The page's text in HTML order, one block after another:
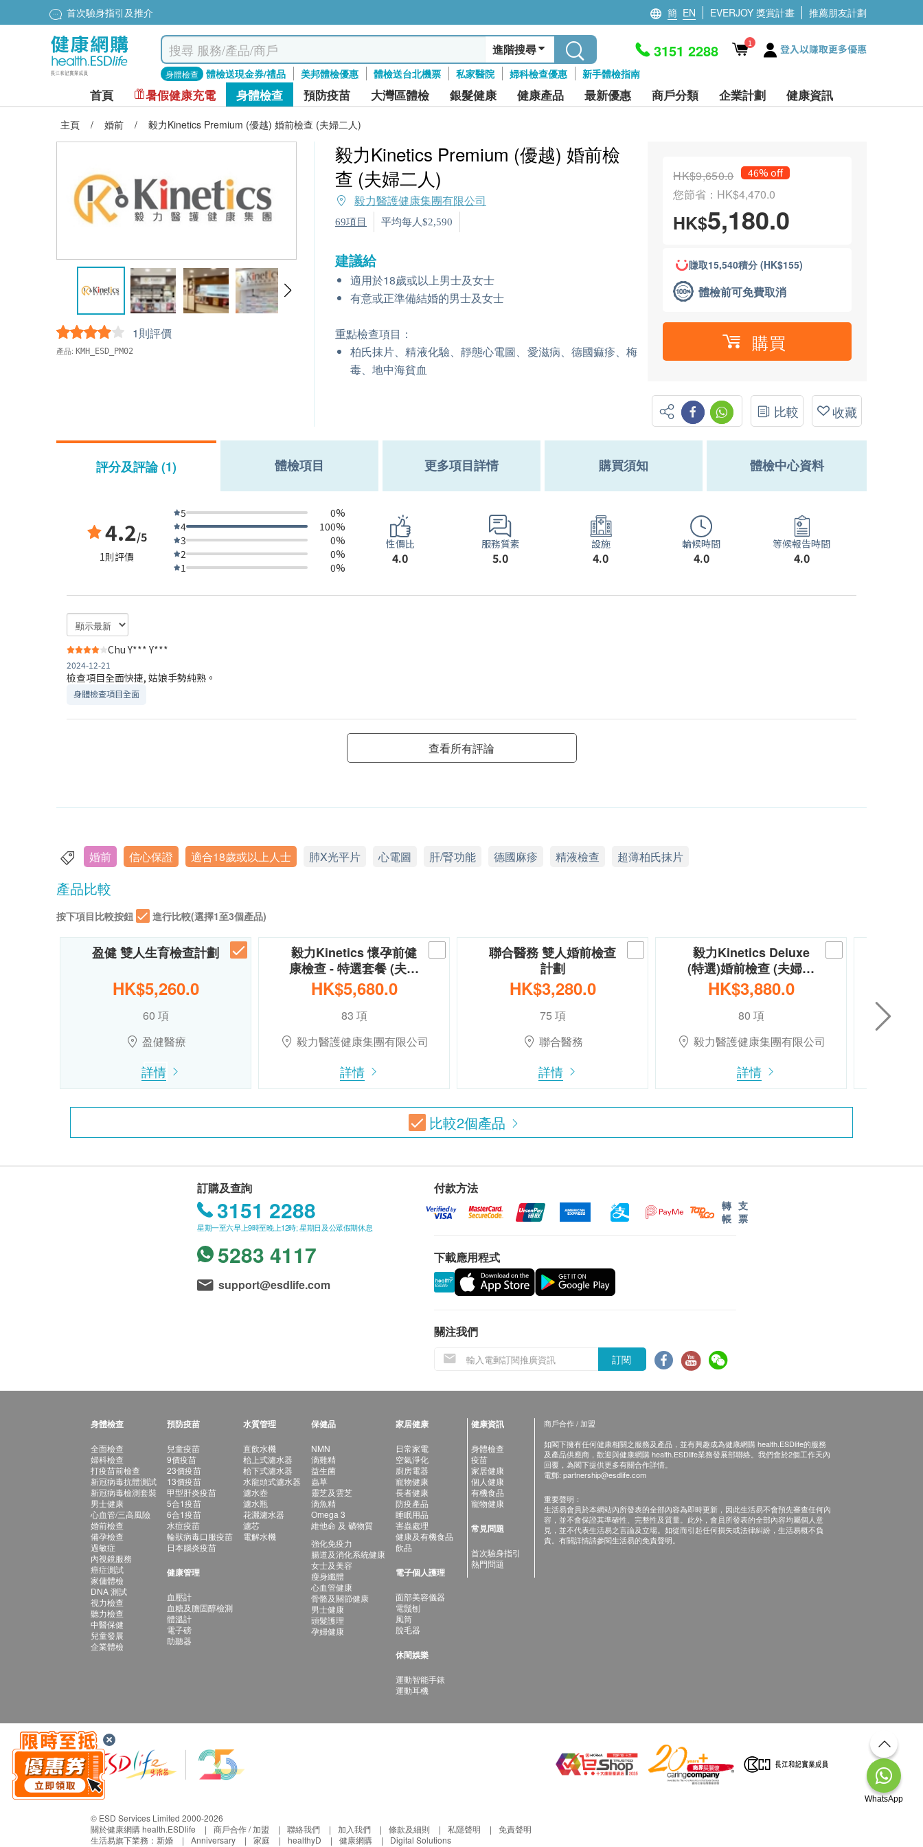
首次驗身指引及推介 簡 EN EVERJOY 獎賞計畫 推薦朋友計劃
進階搜尋
身體檢查 體檢送現金券/禮品 美邦體檢優惠 體檢送台北機票 私家醫院 婦科檢查優惠 新手體檢指南
3151 2288 1 登入以賺取更多優惠
首頁 暑假健康充電 身體檢查 預防疫苗 大灣區體檢 銀髮健康 健康產品 最新優惠 商戶分類 企業計劃 健康資訊
主頁 / 婚前 / 毅力Kinetics Premium (優越) 婚前檢查 (夫婦二人)
1則評價
產品: KMH_ESD_PM02
毅力Kinetics Premium (優越) 婚前檢
查 (夫婦二人)
毅力醫護健康集團有限公司
69項目 平均每人$2,590
建議給
適用於18歲或以上男士及女士
有意或正準備結婚的男士及女士
重點檢查項目：
柏氏抹片、精液化驗、靜態心電圖、愛滋病、德國痲疹、梅
毒、地中海貧血
HK$9,650.0 46% off
您節省：HK$4,470.0
HK$5,180.0
賺取15,540積分 (HK$155)
體檢前可免費取消
購買
比較 收藏
評分及評論 (1) 體檢項目 更多項目詳情 購買須知 體檢中心資料
4.2/5
1則評價
5
0%
4
100%
3
0%
2
0%
1
0%
性價比
4.0
服務質素
5.0
設施
4.0
輪候時間
4.0
等候報告時間
4.0
Chu Y*** Y***
2024-12-21
檢查項目全面快捷, 姑娘手勢純熟。
身體檢查項目全面
查看所有評論
婚前 信心保證 適合18歲或以上人士 肺X光平片 心電圖 肝/腎功能 德國麻疹 精液檢查 超薄柏氏抹片
產品比較
按下項目比較按鈕 進行比較(選擇1至3個產品)
盈健 雙人生育檢查計劃
HK$5,260.0
60 項
盈健醫療
詳情
毅力Kinetics 懷孕前健
康檢查 - 特選套餐 (夫…
HK$5,680.0
83 項
毅力醫護健康集團有限公司
詳情
聯合醫務 雙人婚前檢查
計劃
HK$3,280.0
75 項
聯合醫務
詳情
毅力Kinetics Deluxe
(特選)婚前檢查 (夫婦…
HK$3,880.0
80 項
毅力醫護健康集團有限公司
詳情
比較2個產品
訂購及查詢
3151 2288
星期一至六早上9時至晚上12時; 星期日及公眾假期休息
5283 4117
support@esdlife.com
付款方法
轉
帳
支
票
下載應用程式
關注我們
訂閱
身體檢查
全面檢查
婦科檢查
打疫苗前檢查
新冠病毒抗體測試
新冠病毒檢測套裝
男士健康
心血管/三高風險
婚前檢查
備孕檢查
過敏症
內視鏡服務
癌症測試
家傭體檢
DNA 測試
視力檢查
聽力檢查
中醫保健
兒童發展
企業體檢
預防疫苗
兒童疫苗
9價疫苗
23價疫苗
13價疫苗
甲型肝炎疫苗
5合1疫苗
6合1疫苗
水痘疫苗
輪狀病毒口服疫苗
日本腦炎疫苗
健康管理
血壓計
血糖及膽固醇檢測
體溫計
電子磅
助聽器
水質管理
直飲水機
枱上式濾水器
枱下式濾水器
水龍頭式濾水器
濾水壺
濾水瓶
花灑濾水器
濾芯
電解水機
保健品
NMN
滴雞精
益生菌
蟲草
靈芝及雲芝
滴魚精
Omega 3
維他命 及 礦物質
強化免疫力
腸道及消化系統健康
女士及美容
瘦身纖體
心血管健康
骨骼及關節健康
男士健康
頭髮護理
孕婦健康
家居健康
日常家電
空氣淨化
廚房電器
寵物健康
長者健康
防疫產品
睡眠用品
害蟲處理
健康及有機食品
飲品
電子個人護理
面部美容儀器
電鬚刨
風筒
脫毛器
休閑娛樂
運動智能手錶
運動耳機
健康資訊
身體檢查
疫苗
家居健康
個人健康
有機食品
寵物健康
常見問題
首次驗身指引
熱門問題
商戶合作 / 加盟
如閣下擁有任何健康相關之服務及產品，並有興趣成為健康網購 health.ESDlife的服務
及產品供應商，歡迎與健康網購 health.ESDlife業務發展部聯絡。我們會於2個工作天內
回覆，為閣下提供更多有關合作詳情。
電郵: partnership@esdlife.com
重要聲明：
生活易會員於本網站內所發表的全部內容為即時更新，因此生活易不會預先審查任何內
容，並不會保證其準確性、完整性及質量。此外，會員所發表的全部內容均屬個人意
見，並不代表生活易之言論及立場。如從而引起任何損失或法律糾紛，生活易概不負
責。有關詳情請參閱生活易的免責聲明。
© ESD Services Limited 2000-2026
關於健康網購 health.ESDlife
商戶合作 / 加盟 聯絡我們 加入我們 條款及細則 私隱聲明
免責聲明
生活易旗下業務： 新婚 Anniversary 家庭 healthyD 健康網購 Digital Solutions
WhatsApp